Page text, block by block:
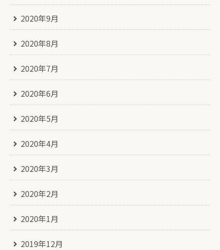
2020年9月
2020年8月
2020年7月
2020年6月
2020年5月
2020年4月
2020年3月
2020年2月
2020年1月
2019年12月